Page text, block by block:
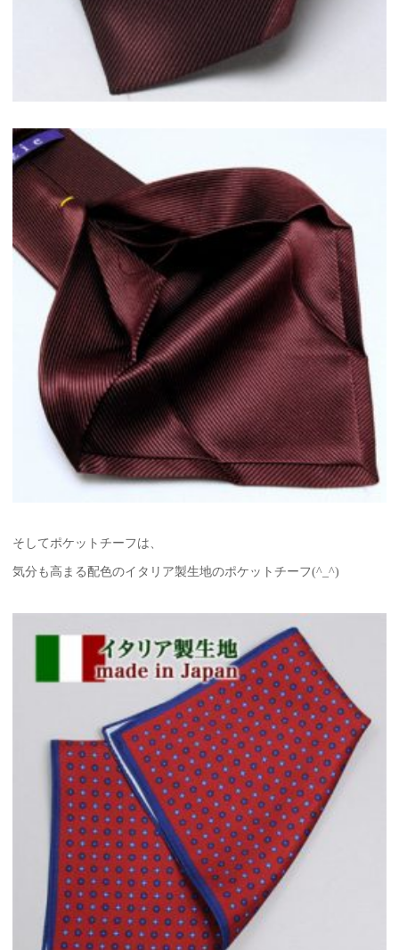
そしてポケットチーフは、
気分も高まる配色のイタリア製生地のポケットチーフ(^_^)